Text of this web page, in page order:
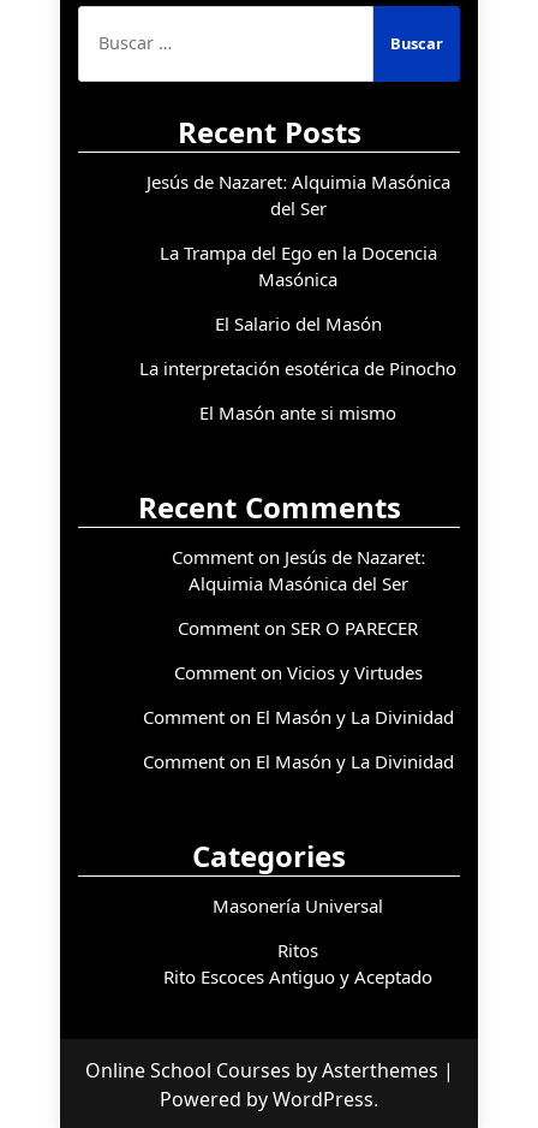
Buscar:
Recent Posts
Jesús de Nazaret: Alquimia Masónica
del Ser
La Trampa del Ego en la Docencia
Masónica
El Salario del Masón
La interpretación esotérica de Pinocho
El Masón ante si mismo
Recent Comments
Comment on Jesús de Nazaret:
Alquimia Masónica del Ser
Comment on SER O PARECER
Comment on Vicios y Virtudes
Comment on El Masón y La Divinidad
Comment on El Masón y La Divinidad
Categories
Masonería Universal
Ritos
Rito Escoces Antiguo y Aceptado
Online School Courses byAsterthemes |
Powered byWordPress.